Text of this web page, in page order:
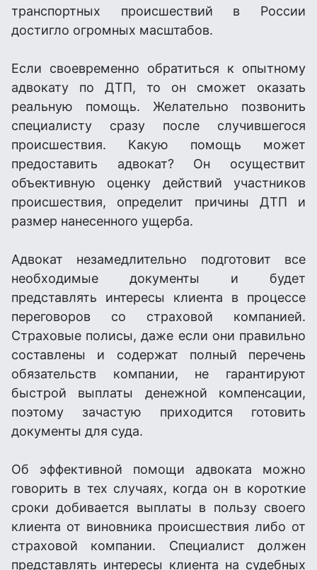
транспортных происшествий в России
достигло огромных масштабов.
Если своевременно обратиться к опытному
адвокату по ДТП, то он сможет оказать
реальную помощь. Желательно позвонить
специалисту сразу после случившегося
происшествия. Какую помощь может
предоставить адвокат? Он осуществит
объективную оценку действий участников
происшествия, определит причины ДТП и
размер нанесенного ущерба.
Адвокат незамедлительно подготовит все
необходимые документы и будет
представлять интересы клиента в процессе
переговоров со страховой компанией.
Страховые полисы, даже если они правильно
составлены и содержат полный перечень
обязательств компании, не гарантируют
быстрой выплаты денежной компенсации,
поэтому зачастую приходится готовить
документы для суда.
Об эффективной помощи адвоката можно
говорить в тех случаях, когда он в короткие
сроки добивается выплаты в пользу своего
клиента от виновника происшествия либо от
страховой компании. Специалист должен
представлять интересы клиента на судебных